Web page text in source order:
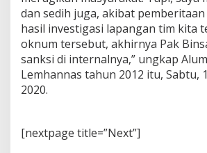
a
l
e
n
g
k
e
K
dan sedih juga, akibat
hasil investigasi lapangan tim kita
oknum tersebut, akhirnya Pak
sanksi di internalnya,” ungkap
Lemhannas tahun 2012 itu, Sabtu,
2020.
[nextpage title=”Next”]